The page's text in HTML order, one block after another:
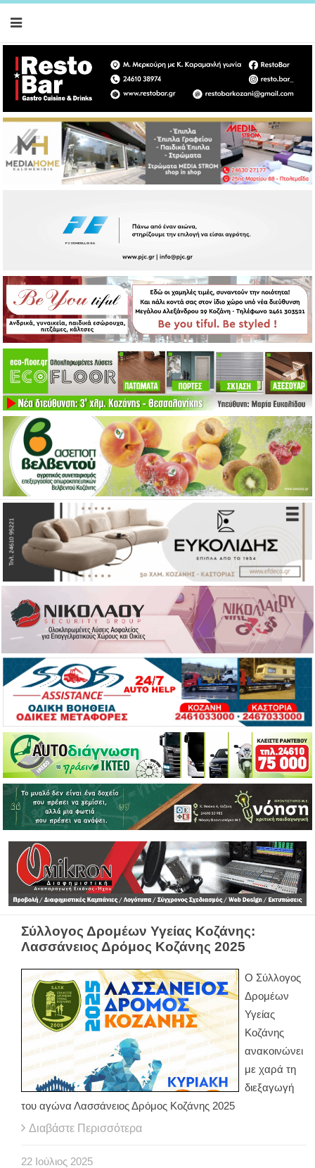
Σύλλογος Δρομέων Υγείας Κοζάνης:
Λασσάνειος Δρόμος Κοζάνης 2025
Ο Σύλλογος
Δρομέων
Υγείας
Κοζάνης
ανακοινώνει
με χαρά τη
διεξαγωγή
του αγώνα Λασσάνειος Δρόμος Κοζάνης 2025
Διαβάστε Περισσότερα
22 Ιούλιος 2025